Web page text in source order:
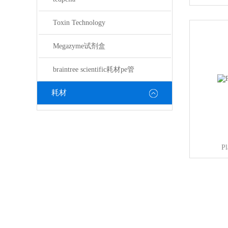
Toxin Technology
Megazyme试剂盒
braintree scientific耗材pe管
耗材